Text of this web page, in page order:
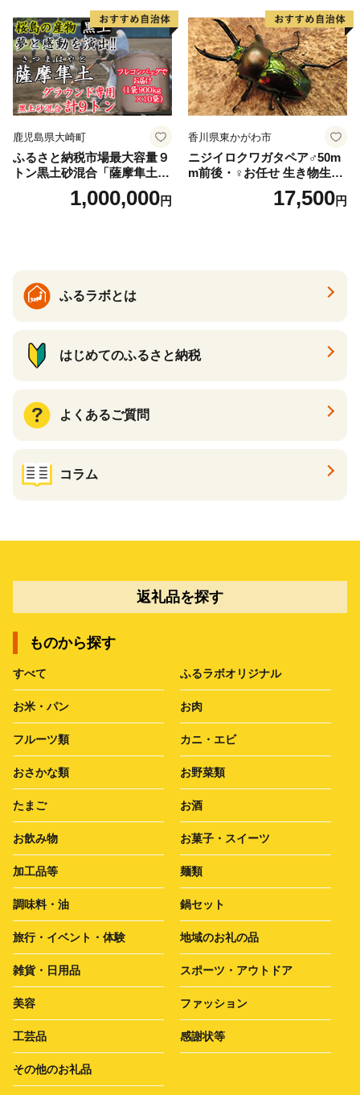
鹿児島県大崎町
ふるさと納税市場最大容量９
トン黒土砂混合「薩摩隼土」
（夢と感動の演出のグラウン
1,000,000円
香川県東かがわ市
ニジイロクワガタペア♂50m
m前後・♀お任せ 生き物生き
17,500円
ふるラボとは
はじめてのふるさと納税
よくあるご質問
コラム
返礼品を探す
ものから探す
すべて ふるラボオリジナル
お米・パン お肉
フルーツ類 カニ・エビ
おさかな類 お野菜類
たまご お酒
お飲み物 お菓子・スイーツ
加工品等 麺類
調味料・油 鍋セット
旅行・イベント・体験 地域のお礼の品
雑貨・日用品 スポーツ・アウトドア
美容 ファッション
工芸品 感謝状等
その他のお礼品